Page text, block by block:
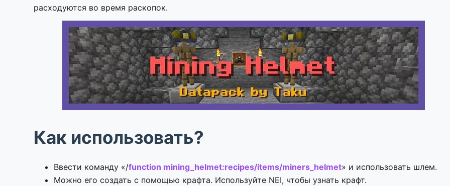
расходуются во время раскопок.
Как использовать?
Ввести команду «/function mining_helmet:recipes/items/miners_helmet» и использовать шлем.
Можно его создать с помощью крафта. Используйте NEI, чтобы узнать крафт.